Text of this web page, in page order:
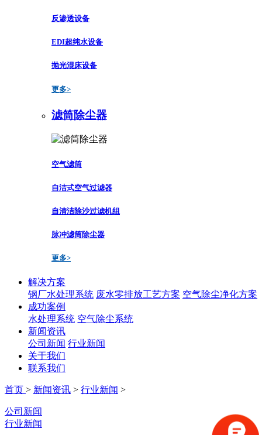
反渗透设备
EDI超纯水设备
抛光混床设备
更多>
滤筒除尘器
空气滤筒
自洁式空气过滤器
自清洁除沙过滤机组
脉冲滤筒除尘器
更多>
解决方案
钢厂水处理系统 废水零排放工艺方案 空气除尘净化方案
成功案例
水处理系统 空气除尘系统
新闻资讯
公司新闻 行业新闻
关于我们
联系我们
首页 > 新闻资讯 > 行业新闻 >
公司新闻
行业新闻